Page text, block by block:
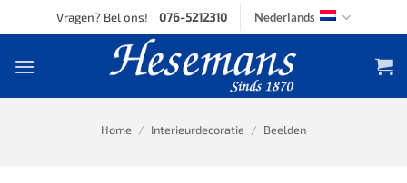
to
Vragen? Bel ons! 076-5212310 Nederlands
Home / Interieurdecoratie / Beelden